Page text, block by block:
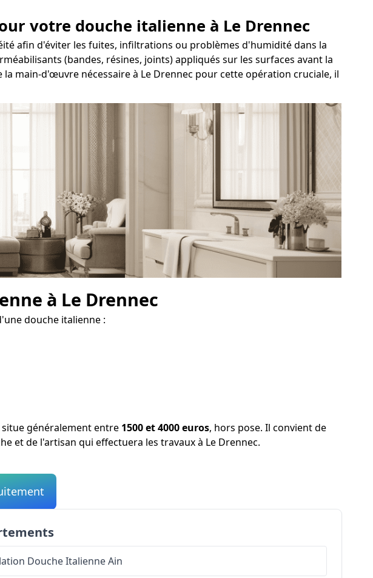
votre douche italienne à Le Drennec
afin d'éviter les fuites, infiltrations ou problèmes d'humidité dans la
(bandes, résines, joints) appliqués sur les surfaces avant la
main-d'œuvre nécessaire à Le Drennec pour cette opération cruciale, il
à Le Drennec
douche italienne :
généralement entre 1500 et 4000 euros, hors pose. Il convient de
et de l'artisan qui effectuera les travaux à Le Drennec.
Douche ItalienneAin